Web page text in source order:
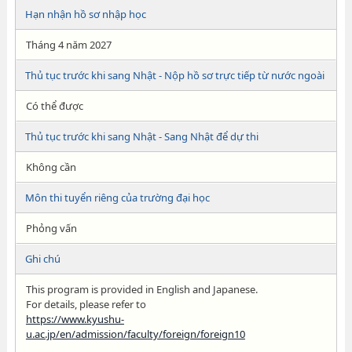
Hạn nhận hồ sơ nhập học
Tháng 4 năm 2027
Thủ tục trước khi sang Nhật - Nộp hồ sơ trực tiếp từ nước ngoài
Có thể được
Thủ tục trước khi sang Nhật - Sang Nhật để dự thi
Không cần
Môn thi tuyển riêng của trường đại học
Phỏng vấn
Ghi chú
This program is provided in English and Japanese.
For details, please refer to
https://www.kyushu-
u.ac.jp/en/admission/faculty/foreign/foreign10